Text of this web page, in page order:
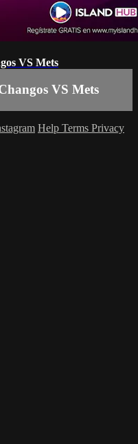
VS Mets
VS Mets
Help Terms Privacy